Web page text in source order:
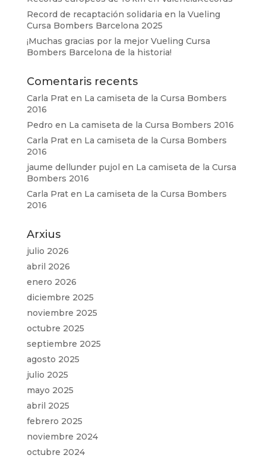
Record de recaptación solidaria en la Vueling
Cursa Bombers Barcelona 2025
¡Muchas gracias por la mejor Vueling Cursa
Bombers Barcelona de la historia!
Comentaris recents
Carla Praten La camiseta de la Cursa Bombers
2016
Pedro en La camiseta de la Cursa Bombers 2016
Carla Praten La camiseta de la Cursa Bombers
2016
jaume dellunder pujol en La camiseta de la Cursa
Bombers 2016
Carla Praten La camiseta de la Cursa Bombers
2016
Arxius
julio 2026
abril 2026
enero 2026
diciembre 2025
noviembre 2025
octubre 2025
septiembre 2025
agosto 2025
julio 2025
mayo 2025
abril 2025
febrero 2025
noviembre 2024
octubre 2024